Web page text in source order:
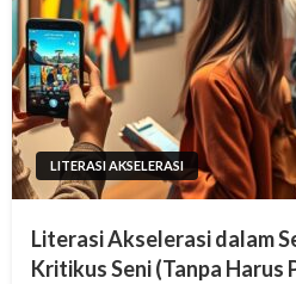
LITERASI AKSELERASI
Literasi Akselerasi dalam
Kritikus Seni (Tanpa Harus